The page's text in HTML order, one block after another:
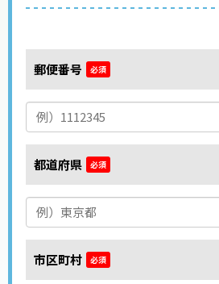
郵便番号 *
都道府県 *
市区町村 *